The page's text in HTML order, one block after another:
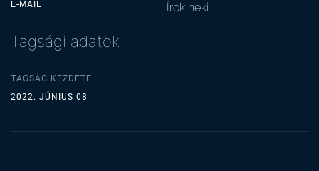
E-MAIL Írok neki
Tagsági adatok
TAGSÁG KEZDETE:
2022. JÚNIUS 08